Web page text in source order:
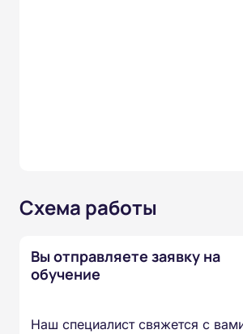
Схема работы
Вы отправляете заявку на
обучение
Наш специалист свяжется с